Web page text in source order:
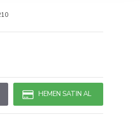
HEMEN SATIN AL